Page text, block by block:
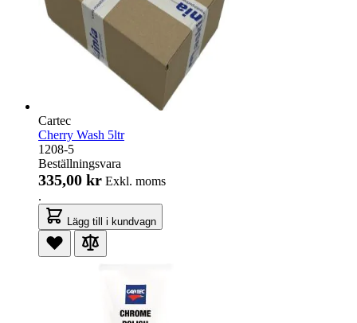
Cartec
Cherry Wash 5ltr
1208-5
Beställningsvara
335,00 kr Exkl. moms
.
Lägg till i kundvagn